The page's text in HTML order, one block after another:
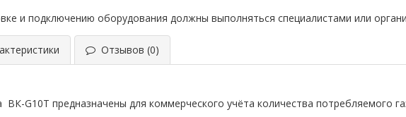
и подключению оборудования должны выполняться специалистами или
Отзывов (0)
ВК-G10T предназначены для коммерческого учёта количества потребляемого